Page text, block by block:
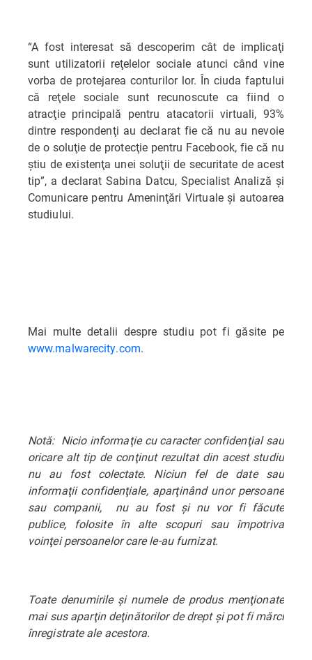
“A fost interesat să descoperim cât de implicaţi
sunt utilizatorii reţelelor sociale atunci când vine
vorba de protejarea conturilor lor. În ciuda faptului
că reţele sociale sunt recunoscute ca fiind o
atracţie principală pentru atacatorii virtuali, 93%
dintre respondenţi au declarat fie că nu au nevoie
de o soluţie de protecţie pentru Facebook, fie că nu
ştiu de existenţa unei soluţii de securitate de acest
tip”, a declarat Sabina Datcu, Specialist Analiză şi
Comunicare pentru Ameninţări Virtuale şi autoarea
studiului.
Mai multe detalii despre studiu pot fi găsite pe
www.malwarecity.com.
Notă: Nicio informaţie cu caracter confidenţial sau
oricare alt tip de conţinut rezultat din acest studiu
nu au fost colectate. Niciun fel de date sau
informaţii confidenţiale, aparţinând unor persoane
sau companii, nu au fost şi nu vor fi făcute
publice, folosite în alte scopuri sau împotriva
voinţei persoanelor care le-au furnizat.
Toate denumirile şi numele de produs menţionate
mai sus aparţin deţinătorilor de drept şi pot fi mărci
înregistrate ale acestora.